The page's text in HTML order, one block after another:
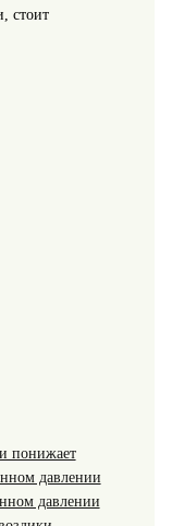
стоит
понижает
давлении
давлении